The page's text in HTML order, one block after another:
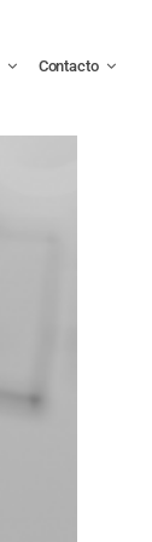
Contacto